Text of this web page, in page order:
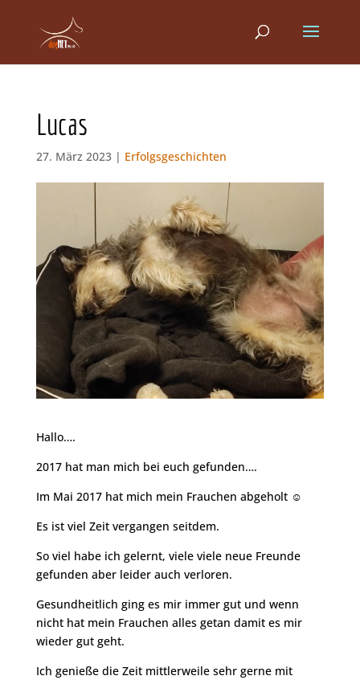
Lucas
27. März 2023 | Erfolgsgeschichten
Hallo….
2017 hat man mich bei euch gefunden….
Im Mai 2017 hat mich mein Frauchen abgeholt ☺️
Es ist viel Zeit vergangen seitdem.
So viel habe ich gelernt, viele viele neue Freunde
gefunden aber leider auch verloren.
Gesundheitlich ging es mir immer gut und wenn
nicht hat mein Frauchen alles getan damit es mir
wieder gut geht.
Ich genieße die Zeit mittlerweile sehr gerne mit